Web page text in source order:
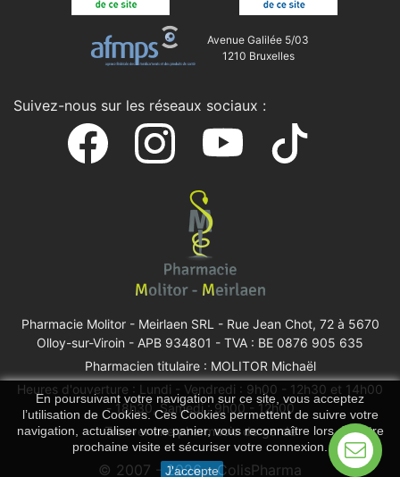
En poursuivant votre navigation sur ce site, vous acceptez
l’utilisation de Cookies. Ces Cookies permettent de suivre votre
navigation, actualiser votre panier, vous reconnaître lors de votre
prochaine visite et sécuriser votre connexion.
J'accepte
Avenue Galilée 5/03
1210 Bruxelles
Suivez-nous sur les réseaux sociaux :
Pharmacie Molitor - Meirlaen SRL - Rue Jean Chot, 72 à 5670
Olloy-sur-Viroin - APB 934801 - TVA : BE 0876 905 635
Pharmacien titulaire : MOLITOR Michaël
Heures d'ouverture : Lundi - Vendredi : 9h00 - 12h30 et 14h00
- 18h30, Samedi : 9h00 - 12h00
Trouver une pharmacie de garde
© 2007 - 2026 - ColisPharma